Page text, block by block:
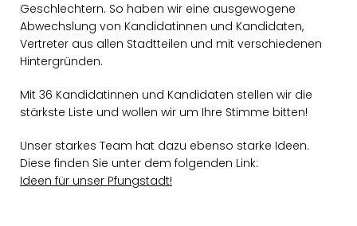
Geschlechtern. So haben wir eine ausgewogene
Abwechslung von Kandidatinnen und Kandidaten,
Vertreter aus allen Stadtteilen und mit verschiedenen
Hintergründen.
Mit 36 Kandidatinnen und Kandidaten stellen wir die
stärkste Liste und wollen wir um Ihre Stimme bitten!
Unser starkes Team hat dazu ebenso starke Ideen.
Diese finden Sie unter dem folgenden Link:
Ideen für unser Pfungstadt!